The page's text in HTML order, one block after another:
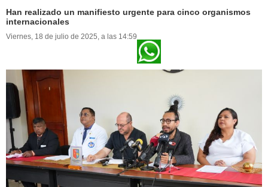
Han realizado un manifiesto urgente para cinco organismos
internacionales
Viernes, 18 de julio de 2025, a las 14:59